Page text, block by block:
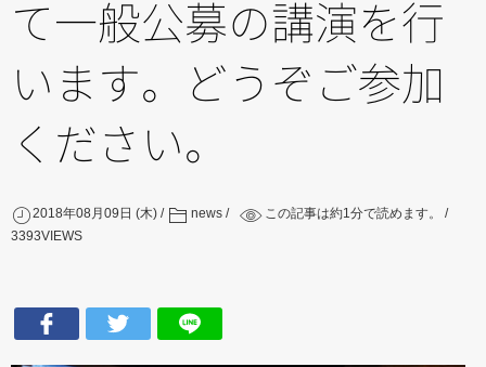
て一般公募の講演を行
います。どうぞご参加
ください。
2018年08月09日 (木) news この記事は約1分で読めます。
3393VIEWS